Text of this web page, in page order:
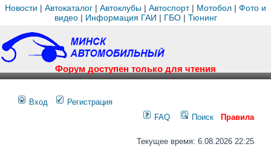
Новости | Автокаталог | Автоклубы | Автоспорт| Мотобол | Фото и
видео| Информация ГАИ | ГБО| Тюнинг
Форум доступен только для чтения
Вход
Регистрация
FAQ
Поиск Правила
Текущее время: 6.08.2026 22:25